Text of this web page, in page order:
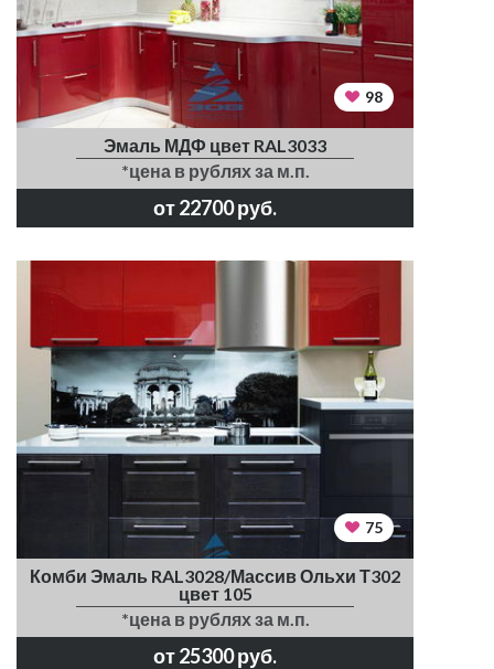
98
Эмаль МДФ цвет RAL3033
*цена в рублях за м.п.
от 22700 руб.
75
Комби Эмаль RAL3028/Массив Ольхи Т302
цвет 105
*цена в рублях за м.п.
от 25300 руб.